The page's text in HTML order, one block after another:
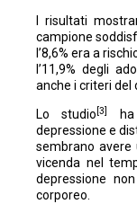
I risultati
campione
l’8,6% era a
l’11,9% degli
anche i criteri del
Lo studio [3]
ha
depressione e
sembrano
vicenda nel
depressione
corporeo.